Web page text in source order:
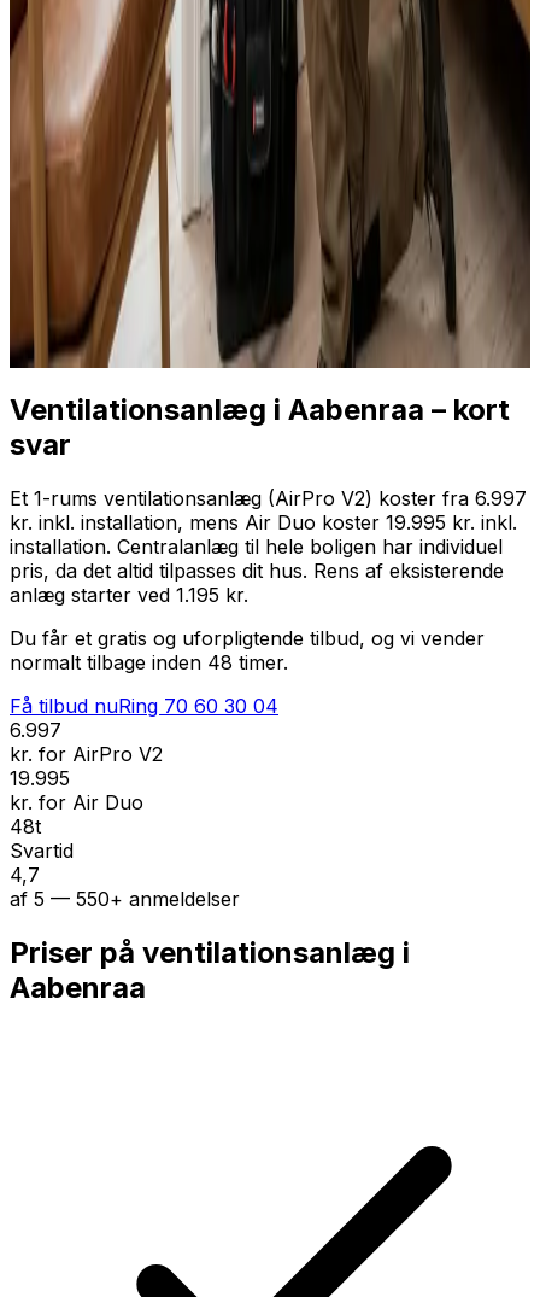
Professionel installation
Få tilbud nu
Ring 70 60 30 04
Ventilationsanlæg i Aabenraa – kort
svar
Et 1-rums ventilationsanlæg (AirPro V2) koster fra 6.997
kr. inkl. installation, mens Air Duo koster 19.995 kr. inkl.
installation. Centralanlæg til hele boligen har individuel
pris, da det altid tilpasses dit hus. Rens af eksisterende
anlæg starter ved 1.195 kr.
Du får et gratis og uforpligtende tilbud, og vi vender
normalt tilbage inden 48 timer.
Få tilbud nuRing 70 60 30 04
6.997
kr. for AirPro V2
19.995
kr. for Air Duo
48t
Svartid
4,7
af 5 — 550+ anmeldelser
Priser på ventilationsanlæg i
Aabenraa